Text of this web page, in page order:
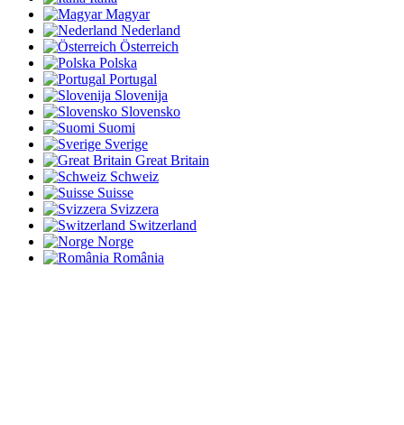
Magyar
Nederland
Österreich
Polska
Portugal
Slovenija
Slovensko
Suomi
Sverige
Great Britain
Schweiz
Suisse
Svizzera
Switzerland
Norge
România